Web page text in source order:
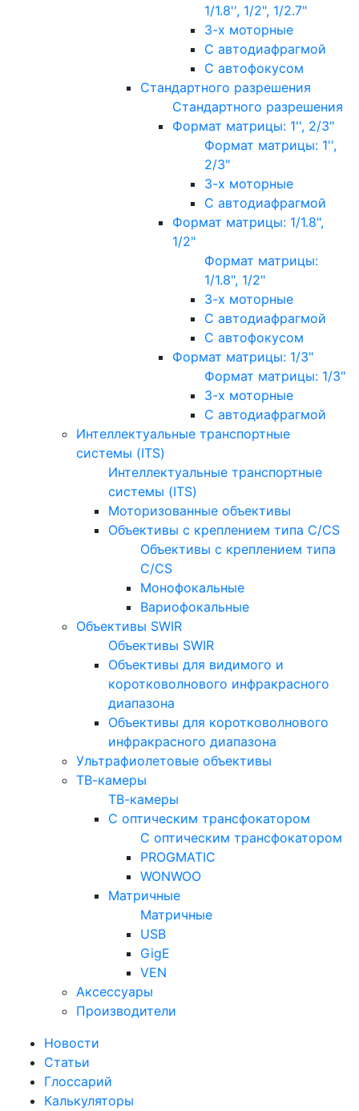
1/1.8'', 1/2", 1/2.7"
3-х моторные
С автодиафрагмой
С автофокусом
Стандартного разрешения
Стандартного разрешения
Формат матрицы: 1'', 2/3"
Формат матрицы: 1'',
2/3"
3-х моторные
С автодиафрагмой
Формат матрицы: 1/1.8",
1/2"
Формат матрицы:
1/1.8", 1/2"
3-х моторные
С автодиафрагмой
С автофокусом
Формат матрицы: 1/3"
Формат матрицы: 1/3"
3-х моторные
С автодиафрагмой
Интеллектуальные транспортные
системы (ITS)
Интеллектуальные транспортные
системы (ITS)
Моторизованные объективы
Объективы с креплением типа C/CS
Объективы с креплением типа
C/CS
Монофокальные
Вариофокальные
Объективы SWIR
Объективы SWIR
Объективы для видимого и
коротковолнового инфракрасного
диапазона
Объективы для коротковолнового
инфракрасного диапазона
Ультрафиолетовые объективы
ТВ-камеры
ТВ-камеры
С оптическим трансфокатором
С оптическим трансфокатором
PROGMATIC
WONWOO
Матричные
Матричные
USB
GigE
VEN
Аксессуары
Производители
Новости
Статьи
Глоссарий
Калькуляторы